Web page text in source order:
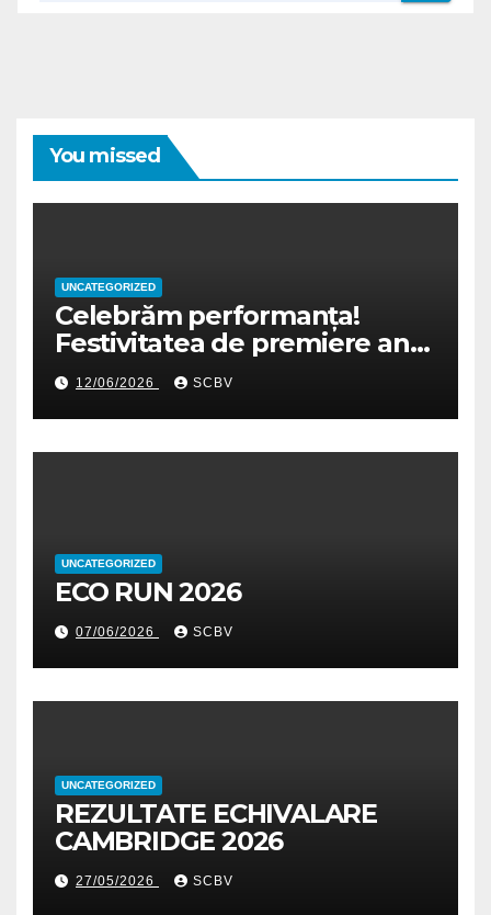
You missed
UNCATEGORIZED
Celebrăm performanța!
Festivitatea de premiere an
școlar 2025-2026
12/06/2026 SCBV
UNCATEGORIZED
ECO RUN 2026
07/06/2026 SCBV
UNCATEGORIZED
REZULTATE ECHIVALARE
CAMBRIDGE 2026
27/05/2026 SCBV